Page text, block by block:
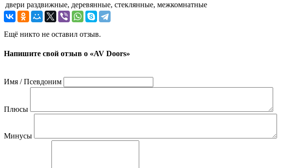
двери раздвижные, деревянные, стеклянные, межкомнатные
Ещё никто не оставил отзыв.
Напишите свой отзыв о «AV Doors»
Имя / Псевдоним
Плюсы
Минусы